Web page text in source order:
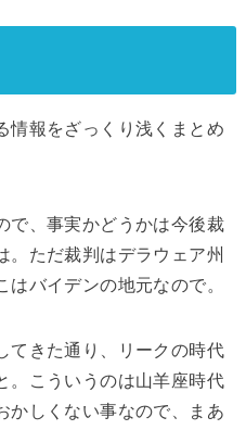
情報をざっくり浅くまとめ
で、事実かどうかは今後裁
。ただ裁判はデラウェア州
バイデンの地元なので。
てきた通り、リークの時代
。こういうのは山羊座時代
かしくない事なので、まあ